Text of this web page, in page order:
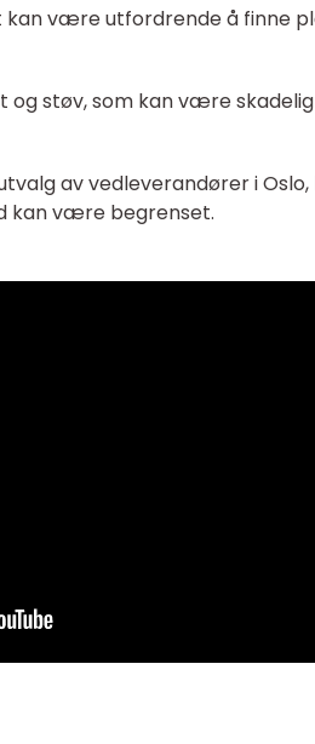
kan være utfordrende å finne
og støv, som kan være
av vedleverandører i
kan være begrenset.